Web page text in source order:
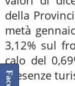
della
metà
3,12% sul
calo del
presenze